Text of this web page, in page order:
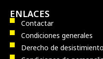
ENLACES
Contactar
Condiciones generales
Derecho de desistimiento